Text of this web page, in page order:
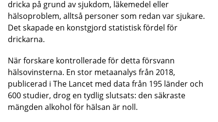
dricka på grund av sjukdom, läkemedel eller
hälsoproblem, alltså personer som redan var sjukare.
Det skapade en konstgjord statistisk fördel för
drickarna.
När forskare kontrollerade för detta försvann
hälsovinsterna. En stor metaanalys från 2018,
publicerad i The Lancet med data från 195 länder och
600 studier, drog en tydlig slutsats: den säkraste
mängden alkohol för hälsan är noll.